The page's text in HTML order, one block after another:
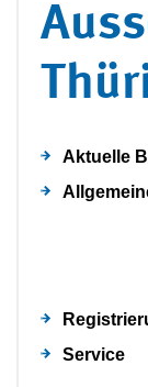
Aktuelle
Service